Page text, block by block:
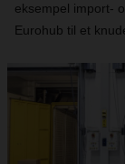
eksempel import-
Eurohub til et